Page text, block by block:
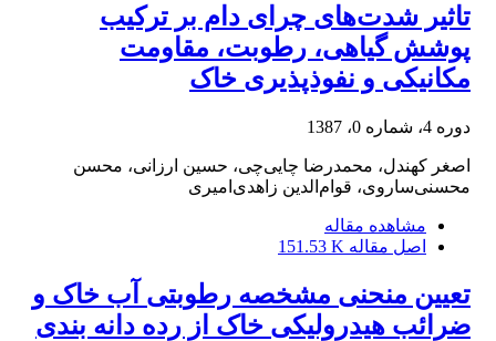
تاثیر شدت‌‌های چرای دام بر ترکیب
پوشش گیاهی، رطوبت، مقاومت
مکانیکی و نفوذپذیری خاک
دوره 4، شماره 0، 1387
اصغر کهندل، محمدرضا چایی‌چی، حسین ارزانی، محسن
محسنی‌ساروی، قوام‌الدین زاهدی‌امیری
مشاهده مقاله
اصل مقاله 151.53 K
تعیین منحنی مشخصه رطوبتی آب خاک و
ضرائب هیدرولیکی خاک از رده دانه بندی